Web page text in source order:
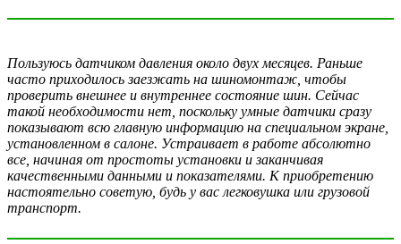
Пользуюсь датчиком давления около двух месяцев. Раньше
часто приходилось заезжать на шиномонтаж, чтобы
проверить внешнее и внутреннее состояние шин. Сейчас
такой необходимости нет, поскольку умные датчики сразу
показывают всю главную информацию на специальном экране,
установленном в салоне. Устраивает в работе абсолютно
все, начиная от простоты установки и заканчивая
качественными данными и показателями. К приобретению
настоятельно советую, будь у вас легковушка или грузовой
транспорт.